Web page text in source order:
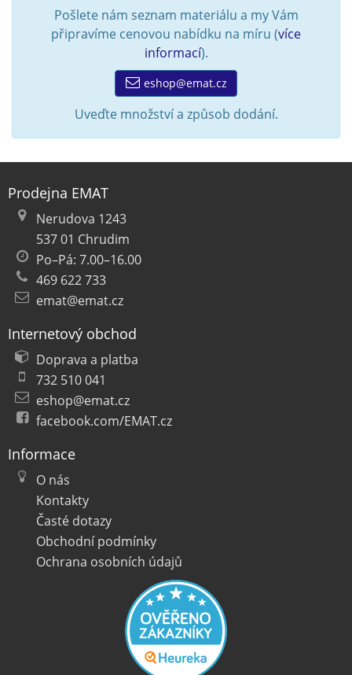
Pošlete nám seznam materiálu a my Vám
připravíme cenovou nabídku na míru (více
informací).
eshop@emat.cz
Uveďte množství a způsob dodání.
Prodejna EMAT
Nerudova 1243
537 01 Chrudim
Po–Pá: 7.00–16.00
469 622 733
emat@emat.cz
Internetový obchod
Doprava a platba
732 510 041
eshop@emat.cz
facebook.com/EMAT.cz
Informace
O nás
Kontakty
Časté dotazy
Obchodní podmínky
Ochrana osobních údajů